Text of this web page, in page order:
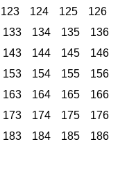
123 124 125
126
133 134 135
136
143 144 145
146
153 154 155
156
163 164 165
166
173 174 175
176
183 184 185
186